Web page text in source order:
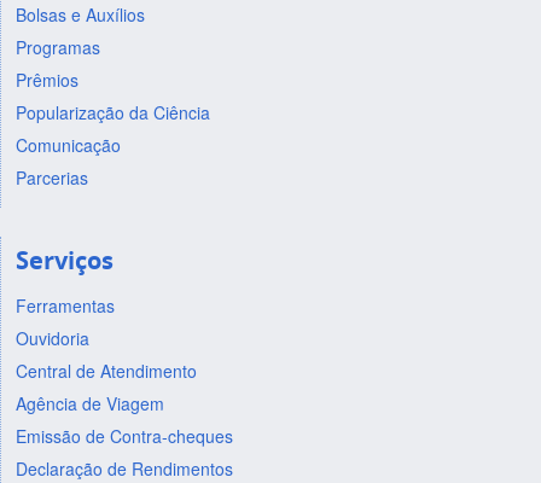
Bolsas e Auxílios
Programas
Prêmios
Popularização da Ciência
Comunicação
Parcerias
Serviços
Ferramentas
Ouvidoria
Central de Atendimento
Agência de Viagem
Emissão de Contra-cheques
Declaração de Rendimentos